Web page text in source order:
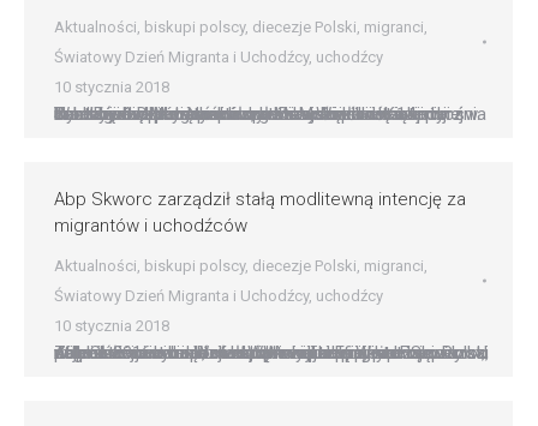
Aktualności, biskupi polscy, diecezje Polski, migranci,
Światowy Dzień Migranta i Uchodźcy, uchodźcy
10 stycznia 2018
Warszawa: kard. Nycz odprawi Mszę św. w intencji uchodźców Metropolita warszawski kard. Kazimierz Nycz będzie przewodniczył Mszy św. w intencji uchodźców i wygnańców, która w niedzielę 14 stycznia zostanie odprawiona w warszawskim kościele pw. św. Teresy od Dzieciątka Jezus. Do udziału we wspólnej modlitwie zaprasza warszawska Wspólnota Sant’Egidio, która współorganizuje niedzielną Eucharystię. Msza św. w…
Abp Skworc zarządził stałą modlitewną intencję za
migrantów i uchodźców
Aktualności, biskupi polscy, diecezje Polski, migranci,
Światowy Dzień Migranta i Uchodźcy, uchodźcy
10 stycznia 2018
Abp Skworc zarządził stałą modlitewną intencję za migrantów i uchodźców Wprowadzenie, począwszy od najbliższej niedzieli, stałej intencji za migrantów i uchodźców w ramach modlitwy parafialnych wspólnot, polecił w archidiecezji katowickiej abp Wiktor Skworc. Zalecenie jest odpowiedzią na apel papieża Franciszka, sformułowany m.in. na spotkaniu z Episkopatem Polski w lipcu 2016 r. na Wawelu. W niedzielę…